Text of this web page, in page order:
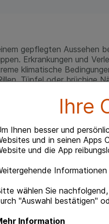
Ihre
Ihnen besser und
und in seinen Apps
und die App
wählen Sie
"Auswahl bestätigen"
Information
gepflegten Aussehen
Erkrankungen und
klimatische
Tüpfel oder brüchige
ist sehr langwierig, da
Monate bei
schützt den Nagel mit
in den geschädigten
aufzutragen und
innovativen ONY-FLEX
durch seine
medizinische Lack bildet
und physikalische
ihn ein. Auf diese Weise
Wachstum.